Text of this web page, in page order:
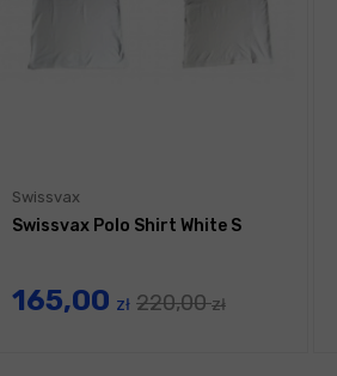
Swissvax
Swissvax Polo Shirt White S
165,00 zł 220,00zł